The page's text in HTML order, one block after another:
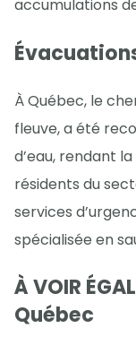
accumulations
À Québec, le
fleuve, a été
d’eau, rendant
résidents du
services
spécialisée en
À VOIR
Québec